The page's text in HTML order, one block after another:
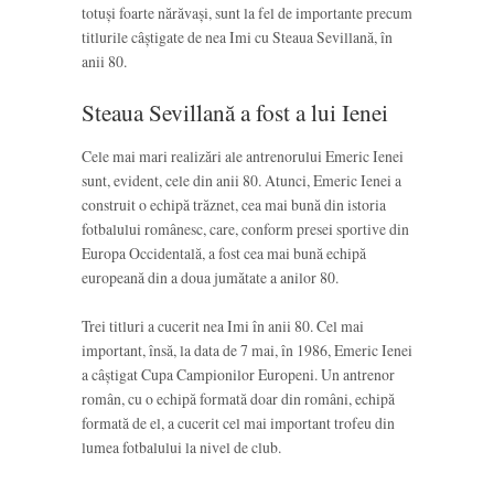
totuși foarte nărăvași, sunt la fel de importante precum
titlurile câștigate de nea Imi cu Steaua Sevillană, în
anii 80.
Steaua Sevillană a fost a lui Ienei
Cele mai mari realizări ale antrenorului Emeric Ienei
sunt, evident, cele din anii 80. Atunci, Emeric Ienei a
construit o echipă trăznet, cea mai bună din istoria
fotbalului românesc, care, conform presei sportive din
Europa Occidentală, a fost cea mai bună echipă
europeană din a doua jumătate a anilor 80.
Trei titluri a cucerit nea Imi în anii 80. Cel mai
important, însă, la data de 7 mai, în 1986, Emeric Ienei
a câștigat Cupa Campionilor Europeni. Un antrenor
român, cu o echipă formată doar din români, echipă
formată de el, a cucerit cel mai important trofeu din
lumea fotbalului la nivel de club.